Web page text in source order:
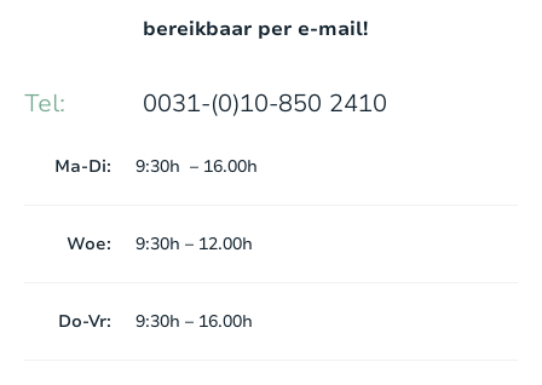
bereikbaar per e-mail!
Tel: 0031-(0)10-850 2410
Ma-Di: 9:30h – 16.00h
Woe: 9:30h – 12.00h
Do-Vr: 9:30h – 16.00h